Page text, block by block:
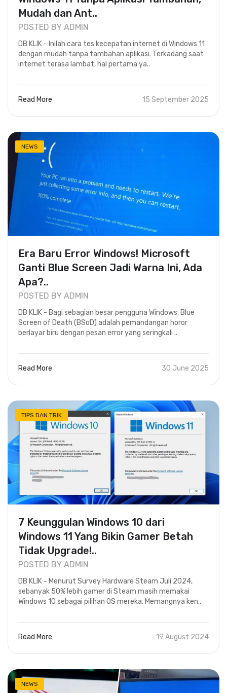
Mudah dan Ant..
POSTED BY ADMIN
DB KLIK - Inilah cara tes kecepatan internet di Windows 11
dengan mudah tanpa tambahan aplikasi. Terkadang saat
internet terasa lambat, hal pertama ya..
Read More 15 September 2025
NEWS
Era Baru Error Windows! Microsoft
Ganti Blue Screen Jadi Warna Ini, Ada
Apa?..
POSTED BY ADMIN
DB KLIK - Bagi sebagian besar pengguna Windows, Blue
Screen of Death (BSoD) adalah pemandangan horor
berlayar biru dengan pesan error yang seringkali ..
Read More 30 June 2025
TIPS DAN TRIK
7 Keunggulan Windows 10 dari
Windows 11 Yang Bikin Gamer Betah
Tidak Upgrade!..
POSTED BY ADMIN
DB KLIK - Menurut Survey Hardware Steam Juli 2024,
sebanyak 50% lebih gamer di Steam masih memakai
Windows 10 sebagai pilihan OS mereka. Memangnya ken..
Read More 19 August 2024
NEWS